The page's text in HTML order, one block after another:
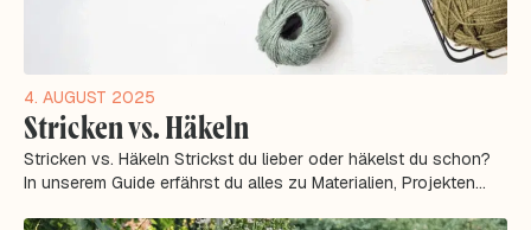
4. AUGUST 2025
Stricken vs. Häkeln
Stricken vs. Häkeln Strickst du lieber oder häkelst du schon?
In unserem Guide erfährst du alles zu Materialien, Projekten